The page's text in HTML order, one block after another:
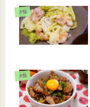
夕飯
夕飯